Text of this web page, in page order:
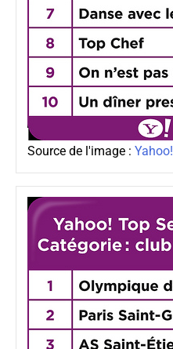
Source de l'image : Yahoo!